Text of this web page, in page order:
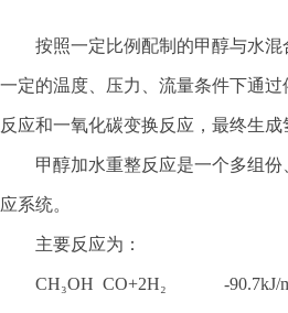
按照一定比例配制的甲醇与水混
一定的温度、压力、流量条件下通
反应和一氧化碳变换反应，最终生成
甲醇加水重整反应是一个多组份
应系统。
主要反应为：
CH₃OH CO+2H₂ -90.7kJ/